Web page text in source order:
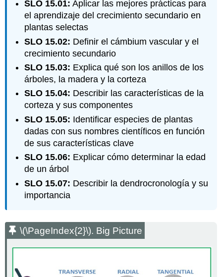
SLO 15.01: Aplicar las mejores prácticas para
el aprendizaje del crecimiento secundario en
plantas selectas
SLO 15.02: Definir el cámbium vascular y el
crecimiento secundario
SLO 15.03: Explica qué son los anillos de los
árboles, la madera y la corteza
SLO 15.04: Describir las características de la
corteza y sus componentes
SLO 15.05: Identificar especies de plantas
dadas con sus nombres científicos en función
de sus características clave
SLO 15.06: Explicar cómo determinar la edad
de un árbol
SLO 15.07: Describir la dendrocronología y su
importancia
\(\PageIndex{2}\). Big Picture